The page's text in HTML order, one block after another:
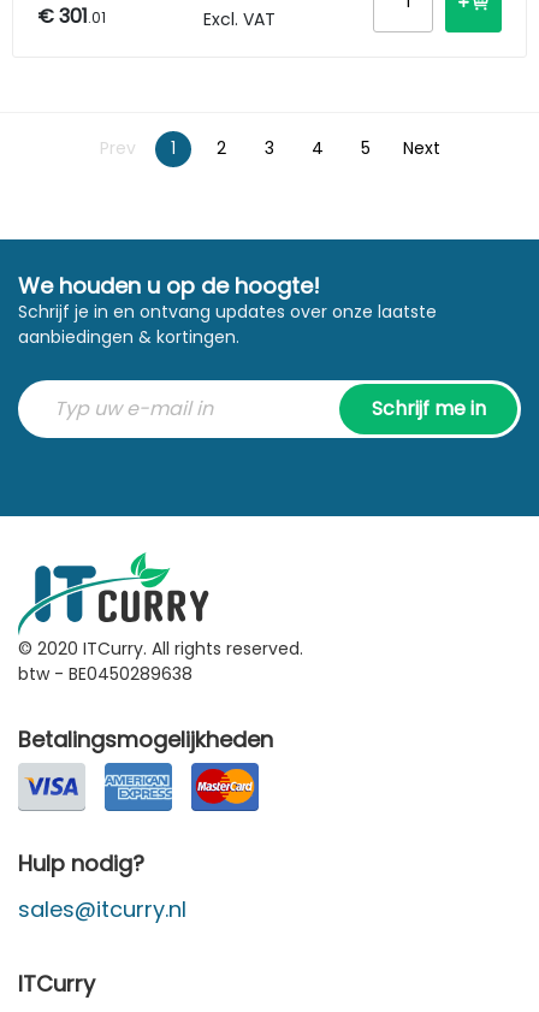
€ 301.01 Excl. VAT
Prev 1 2 3 4 5 Next
We houden u op de hoogte!
Schrijf je in en ontvang updates over onze laatste
aanbiedingen & kortingen.
Schrijf me in
© 2020 ITCurry. All rights reserved.
btw - BE0450289638
Betalingsmogelijkheden
Hulp nodig?
sales@itcurry.nl
ITCurry